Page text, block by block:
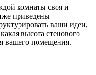
комнаты своя и
приведены
ваши идеи,
высота стенового
вашего помещения.